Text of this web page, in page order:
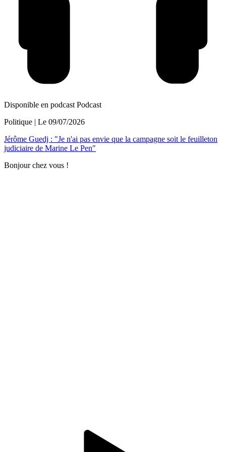
Disponible en podcast Podcast
Politique | Le 09/07/2026
Jérôme Guedj : "Je n'ai pas envie que la campagne soit le feuilleton
judiciaire de Marine Le Pen"
Bonjour chez vous !